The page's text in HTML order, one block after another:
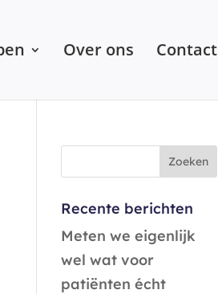
Over ons Contact
Recente berichten
Meten we eigenlijk
wel wat voor
patiënten écht